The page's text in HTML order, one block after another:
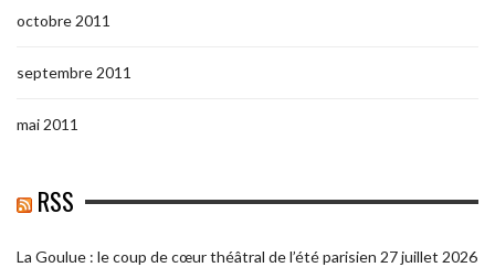
octobre 2011
septembre 2011
mai 2011
RSS
La Goulue : le coup de cœur théâtral de l’été parisien 27 juillet 2026